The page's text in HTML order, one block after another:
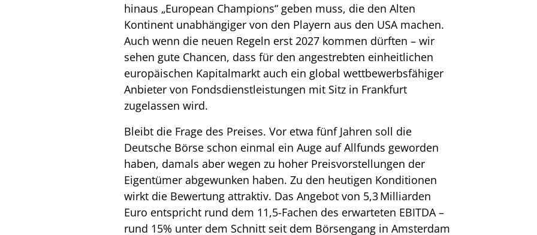
hinaus „European Champions“ geben muss, die den Alten
Kontinent unabhängiger von den Playern aus den USA machen.
Auch wenn die neuen Regeln erst 2027 kommen dürften – wir
sehen gute Chancen, dass für den angestrebten einheitlichen
europäischen Kapitalmarkt auch ein global wettbewerbsfähiger
Anbieter von Fondsdienstleistungen mit Sitz in Frankfurt
zugelassen wird.
Bleibt die Frage des Preises. Vor etwa fünf Jahren soll die
Deutsche Börse schon einmal ein Auge auf Allfunds geworden
haben, damals aber wegen zu hoher Preisvorstellungen der
Eigentümer abgewunken haben. Zu den heutigen Konditionen
wirkt die Bewertung attraktiv. Das Angebot von 5,3 Milliarden
Euro entspricht rund dem 11,5-Fachen des erwarteten EBITDA –
rund 15% unter dem Schnitt seit dem Börsengang in Amsterdam